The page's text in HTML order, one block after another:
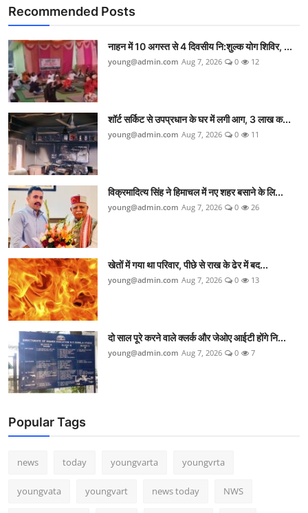
Recommended Posts
नाहन में 10 अगस्त से 4 दिवसीय नि:शुल्क योग शिविर, ...
young@admin.com Aug 7, 2026 0 12
शॉर्ट सर्किट से उपप्रधान के घर में लगी आग, 3 लाख क...
young@admin.com Aug 7, 2026 0 11
विक्रमादित्य सिंह ने हिमाचल में नए शहर बसाने के लि...
young@admin.com Aug 7, 2026 0 26
खेतों में गया था परिवार, पीछे से राख के ढेर में बद...
young@admin.com Aug 7, 2026 0 13
दो साल पूरे करने वाले क्लर्क और जेओए आईटी होंगे नि...
young@admin.com Aug 7, 2026 0 7
Popular Tags
news today youngvarta youngvrta
youngvata youngvart news today NWS